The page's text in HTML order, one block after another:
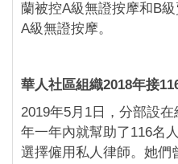
蘭被控A級無證按摩和B
A級無證按摩。
華人社區組織2018年接
2019年5月1日，分部設
年一年內就幫助了116名
選擇僱用私人律師。她們